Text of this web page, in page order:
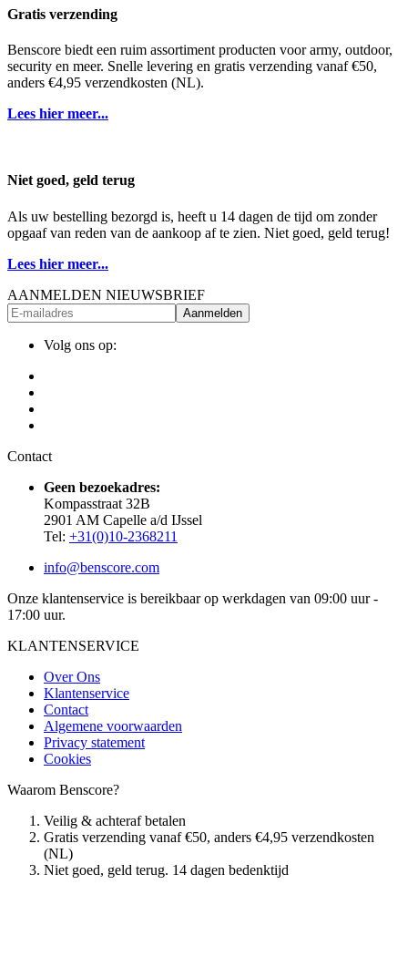
Gratis verzending
Benscore biedt een ruim assortiment producten voor army, outdoor,
security en meer. Snelle levering en gratis verzending vanaf €50,
anders €4,95 verzendkosten (NL).
Lees hier meer...
Niet goed, geld terug
Als uw bestelling bezorgd is, heeft u 14 dagen de tijd om zonder
opgaaf van reden van de aankoop af te zien. Niet goed, geld terug!
Lees hier meer...
AANMELDEN NIEUWSBRIEF
Aanmelden
Volg ons op:
Contact
Geen bezoekadres:
Kompasstraat 32B
2901 AM Capelle a/d IJssel
Tel: +31(0)10-2368211
info@benscore.com
Onze klantenservice is bereikbaar op werkdagen van 09:00 uur -
17:00 uur.
KLANTENSERVICE
Over Ons
Klantenservice
Contact
Algemene voorwaarden
Privacy statement
Cookies
Waarom Benscore?
Veilig & achteraf betalen
Gratis verzending vanaf €50, anders €4,95 verzendkosten
(NL)
Niet goed, geld terug. 14 dagen bedenktijd